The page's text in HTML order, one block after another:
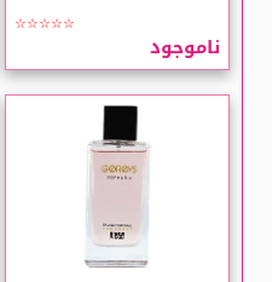
☆☆☆☆☆
ناموجود